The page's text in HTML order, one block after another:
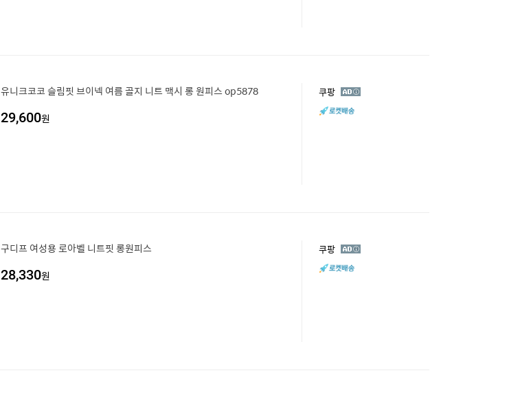
유니크코코 슬림핏 브이넥 여름 골지 니트 맥시 롱 원피스 op5878
29,600원
쿠팡 광
고
구디프 여성용 로아벨 니트핏 롱원피스
28,330원
쿠팡 광
고